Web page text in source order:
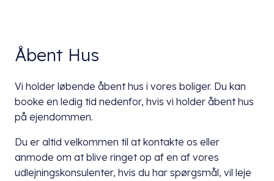
Åbent Hus
Vi holder løbende åbent hus i vores boliger. Du kan
booke en ledig tid nedenfor, hvis vi holder åbent hus
på ejendommen.
Du er altid velkommen til at kontakte os eller
anmode om at blive ringet op af en af vores
udlejningskonsulenter, hvis du har spørgsmål, vil leje